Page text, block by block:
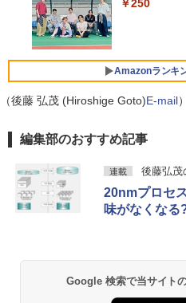
￥770
Xiaomi シャ
レスイヤホ
リング ANC
￥250
Amazonランキ
by Amazon
富士山の天
ウォーター
ットル
￥1,380
￥1,112
薬屋のひと
ンガンコミッ
￥770
￥832
（後藤 弘茂 (Hiroshige Goto)E-mail）
編集部のおすすめ記事
連載 後藤弘茂
20nmプロセ
味がなくなる
Google 検索で当サイト